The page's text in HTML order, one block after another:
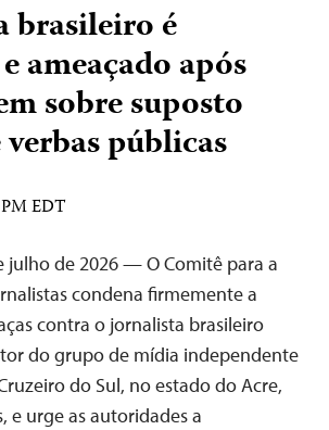
brasileiro é
ameaçado após
sobre suposto
públicas
EDT
julho de 2026 — O Comitê para a
condena firmemente a
contra o jornalista brasileiro
do grupo de mídia independente
do Sul, no estado do Acre,
e urge as autoridades a